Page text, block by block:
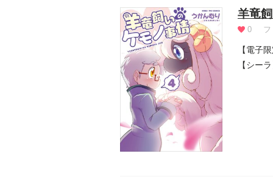
羊竜
0
【電子
【シー